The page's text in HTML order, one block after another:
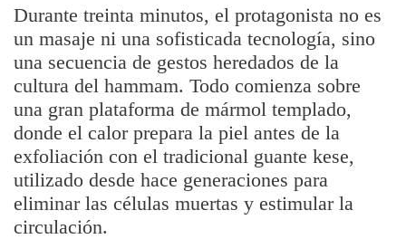
Durante treinta minutos, el protagonista no es
un masaje ni una sofisticada tecnología, sino
una secuencia de gestos heredados de la
cultura del hammam. Todo comienza sobre
una gran plataforma de mármol templado,
donde el calor prepara la piel antes de la
exfoliación con el tradicional guante kese,
utilizado desde hace generaciones para
eliminar las células muertas y estimular la
circulación.